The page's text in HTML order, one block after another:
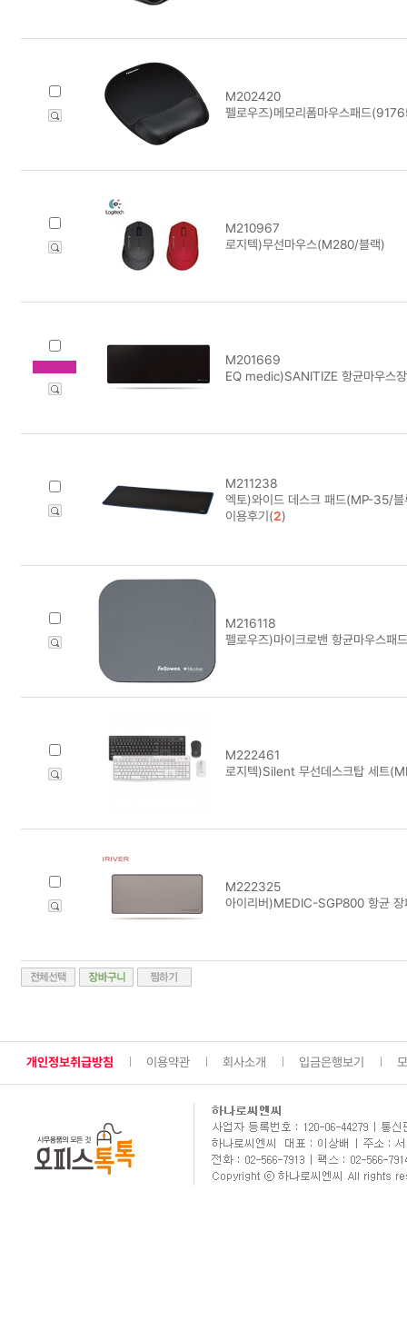
M202420
펠로우즈)메모리폼마우스패드
M210967
로지텍)무선마우스(M280/블랙)
M201669
EQ medic)SANITIZE 항균마우스
M211238
엑토)와이드 데스크 패드(MP-35/블
이용후기(2)
M216118
펠로우즈)마이크로밴 항균마우스
M222461
로지텍)Silent 무선데스크탑 세트
M222325
아이리버)MEDIC-SGP800 항균 장
개인정보취급방침 이용약관 회사소개 입금은행보기